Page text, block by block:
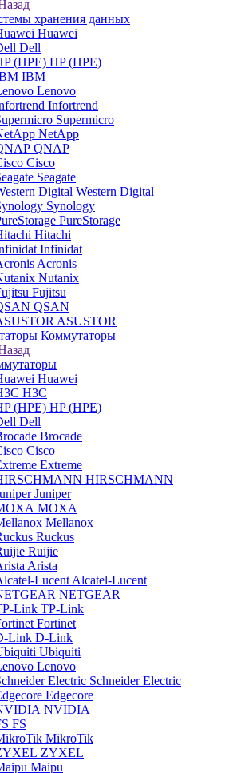
хранения данных
Huawei
Dell
HP (HPE)
IBM
Lenovo
Infortrend
Supermicro
NetApp
QNAP
Cisco
Seagate
Western Digital
Synology
PureStorage
Hitachi
Infinidat
Acronis
Nutanix
Fujitsu
QSAN
ASUSTOR
Коммутаторы
Huawei
H3C
HP (HPE)
Dell
Brocade
Cisco
Extreme
HIRSCHMANN
Juniper
MOXA
Mellanox
Ruckus
Ruijie
Arista
Alcatel-Lucent
NETGEAR
TP-Link
Fortinet
D-Link
Ubiquiti
Lenovo
Schneider Electric
Edgecore
NVIDIA
FS
MikroTik
ZYXEL
Maipu